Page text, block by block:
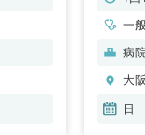
一
病
大
日